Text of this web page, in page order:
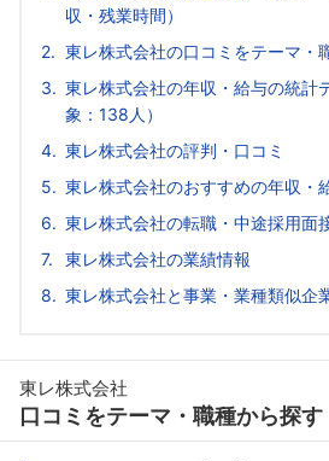
収・残業時間）
東レ株式会社の口コミをテーマ・
東レ株式会社の年収・給与の統計
象：138人）
東レ株式会社の評判・口コミ
東レ株式会社のおすすめの年収・
東レ株式会社の転職・中途採用面
東レ株式会社の業績情報
東レ株式会社と事業・業種類似企
東レ株式会社
口コミをテーマ・職種から探す